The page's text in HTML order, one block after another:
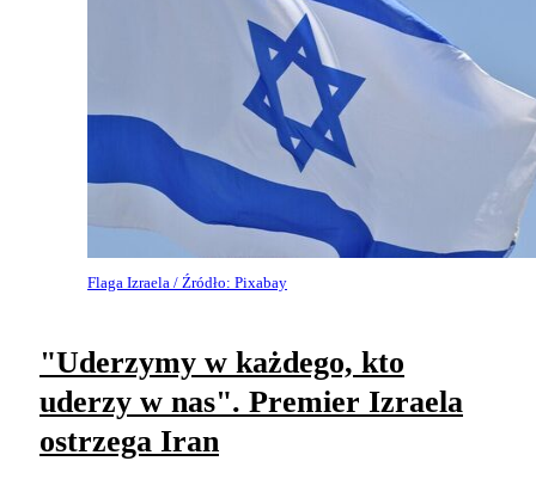
Flaga Izraela / Źródło: Pixabay
"Uderzymy w każdego, kto
uderzy w nas". Premier Izraela
ostrzega Iran